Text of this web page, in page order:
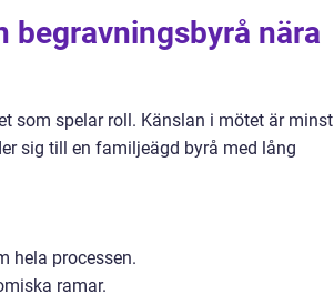
begravningsbyrå nära
som spelar roll. Känslan i mötet är minst
sig till en familjeägd byrå med lång
hela processen.
ramar.